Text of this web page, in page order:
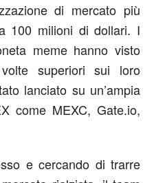
di mercato più
100 milioni di dollari. I
meme hanno visto
superiori sui loro
lanciato su un’ampia
come MEXC, Gate.io,
e cercando di trarre